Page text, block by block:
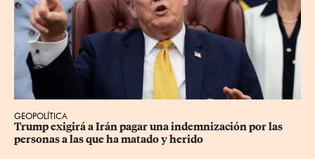
GEOPOLÍTICA
Trump exigirá a Irán pagar una indemnización por las
personas a las que ha matado y herido